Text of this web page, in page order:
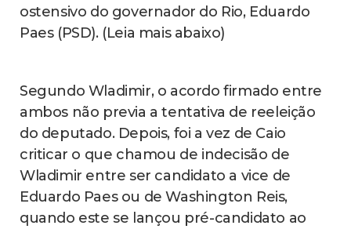
ostensivo do governador do Rio, Eduardo
Paes (PSD). (Leia mais abaixo)
Segundo Wladimir, o acordo firmado entre
ambos não previa a tentativa de reeleição
do deputado. Depois, foi a vez de Caio
criticar o que chamou de indecisão de
Wladimir entre ser candidato a vice de
Eduardo Paes ou de Washington Reis,
quando este se lançou pré-candidato ao